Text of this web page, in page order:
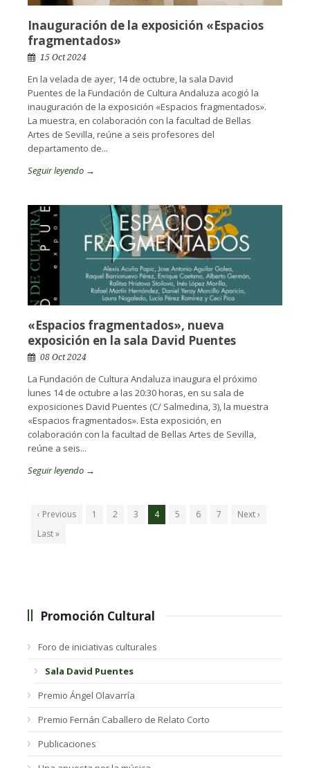
Inauguración de la exposición «Espacios
fragmentados»
15 Oct 2024
En la velada de ayer, 14 de octubre, la sala David
Puentes de la Fundación de Cultura Andaluza acogió la
inauguración de la exposición «Espacios fragmentados».
La muestra, en colaboración con la facultad de Bellas
Artes de Sevilla, reúne a seis profesores del
departamento de...
Seguir leyendo →
«Espacios fragmentados», nueva
exposición en la sala David Puentes
08 Oct 2024
La Fundación de Cultura Andaluza inaugura el próximo
lunes 14 de octubre a las 20:30 horas, en su sala de
exposiciones David Puentes (C/ Salmedina, 3), la muestra
«Espacios fragmentados». Esta exposición, en
colaboración con la facultad de Bellas Artes de Sevilla,
reúne a seis...
Seguir leyendo →
‹ Previous 1 2 3 4 5 6 7
Next ›
Last »
Promoción Cultural
Foro de iniciativas culturales
Sala David Puentes
Premio Ángel Olavarría
Premio Fernán Caballero de Relato Corto
Publicaciones